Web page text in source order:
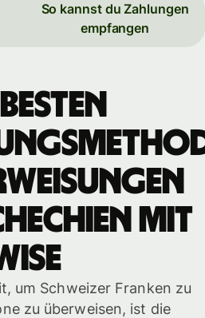
So kannst du Zahlungen
empfangen
mit
um Schweizer Franken zu
zu überweisen, ist die